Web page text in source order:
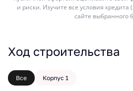
и риски. Изучите все условия
сайте выбранного
Ход строительства
Все Корпус 1